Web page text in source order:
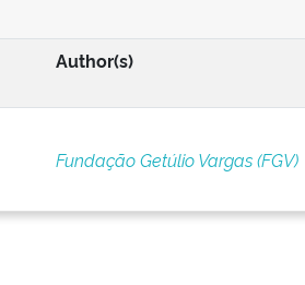
Author(s)
Fundação Getúlio Vargas (FGV)